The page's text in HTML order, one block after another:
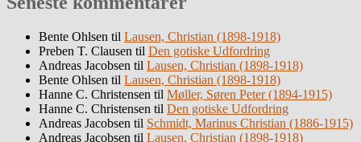
Bente Ohlsen til Lausen, Christian (1898-1918)
Preben T. Clausen til Den gotiske Udfordring
Andreas Jacobsen til Lausen, Christian (1898-1918)
Bente Ohlsen til Lausen, Christian (1898-1918)
Hanne C. Christensen til Møller, Søren Peter (1894-1915)
Hanne C. Christensen til Den gotiske Udfordring
Andreas Jacobsen til Schmidt, Marinus Christian (1886-1915)
Andreas Jacobsen til Lausen, Christian (1898-1918)